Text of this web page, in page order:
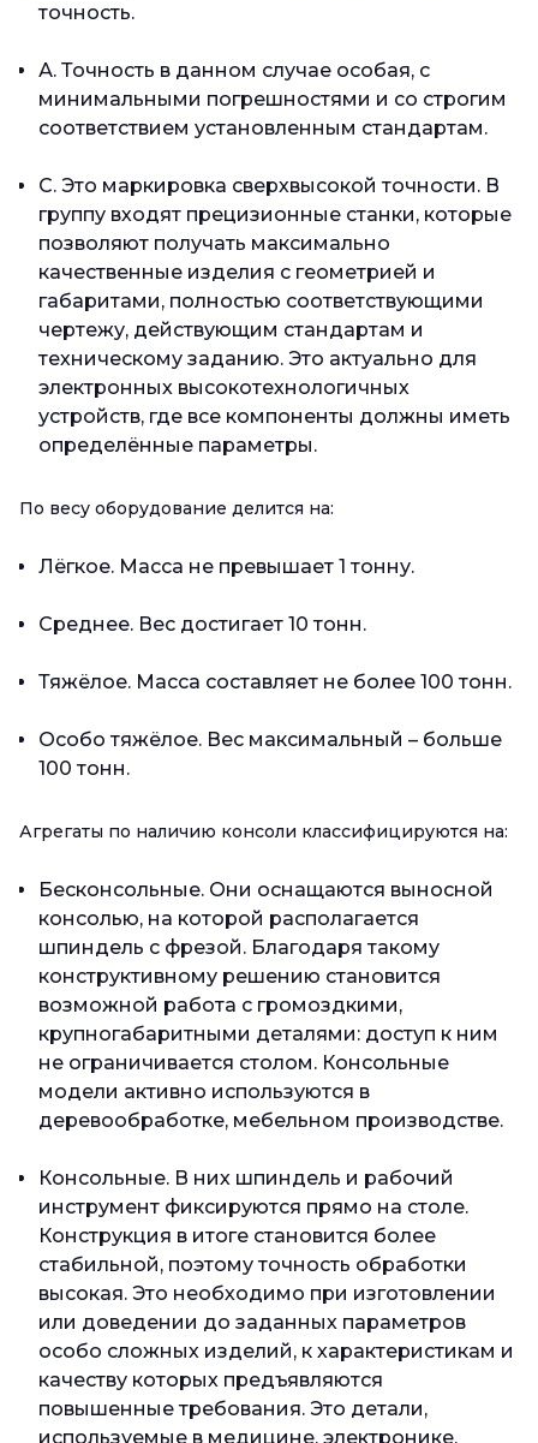
точность.
А. Точность в данном случае особая, с
минимальными погрешностями и со строгим
соответствием установленным стандартам.
С. Это маркировка сверхвысокой точности. В
группу входят прецизионные станки, которые
позволяют получать максимально
качественные изделия с геометрией и
габаритами, полностью соответствующими
чертежу, действующим стандартам и
техническому заданию. Это актуально для
электронных высокотехнологичных
устройств, где все компоненты должны иметь
определённые параметры.
По весу оборудование делится на:
Лёгкое. Масса не превышает 1 тонну.
Среднее. Вес достигает 10 тонн.
Тяжёлое. Масса составляет не более 100 тонн.
Особо тяжёлое. Вес максимальный – больше
100 тонн.
Агрегаты по наличию консоли классифицируются на:
Бесконсольные. Они оснащаются выносной
консолью, на которой располагается
шпиндель с фрезой. Благодаря такому
конструктивному решению становится
возможной работа с громоздкими,
крупногабаритными деталями: доступ к ним
не ограничивается столом. Консольные
модели активно используются в
деревообработке, мебельном производстве.
Консольные. В них шпиндель и рабочий
инструмент фиксируются прямо на столе.
Конструкция в итоге становится более
стабильной, поэтому точность обработки
высокая. Это необходимо при изготовлении
или доведении до заданных параметров
особо сложных изделий, к характеристикам и
качеству которых предъявляются
повышенные требования. Это детали,
используемые в медицине, электронике.